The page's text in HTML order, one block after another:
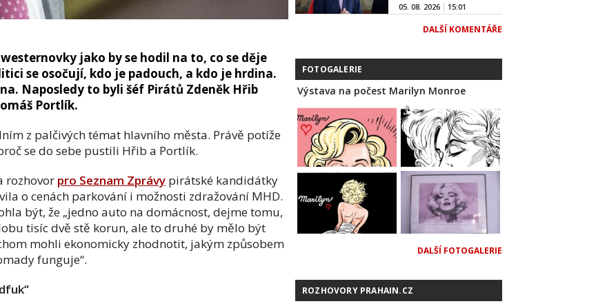
jako by se hodil na to, co se děje
se osočují, kdo je padouch, a kdo je hrdina.
Naposledy to byli šéf Pirátů Zdeněk Hřib
Portlík.
z palčivých témat hlavního města. Právě potíže
se do sebe pustili Hřib a Portlík.
rozhovor pro Seznam Zprávy pirátské kandidátky
o cenách parkování i možnosti zdražování MHD.
být, že „jedno auto na domácnost, dejme tomu,
tisíc dvě stě korun, ale to druhé by mělo být
mohli ekonomicky zhodnotit, jakým způsobem
funguje“.
05. 08. 2026 15:01
DALŠÍ KOMENTÁŘE
FOTOGALERIE
Výstava na počest Marilyn Monroe
DALŠÍ FOTOGALERIE
ROZHOVORY PRAHAIN.CZ